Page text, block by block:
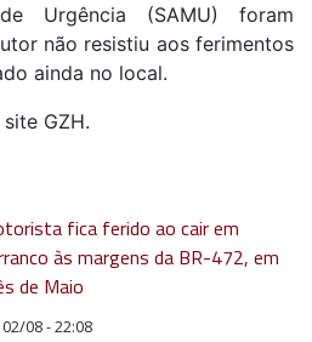
Urgência (SAMU) foram
não resistiu aos ferimentos
ainda no local.
GZH.
fica ferido ao cair em
às margens da BR-472, em
de Maio
02/08 - 22:08